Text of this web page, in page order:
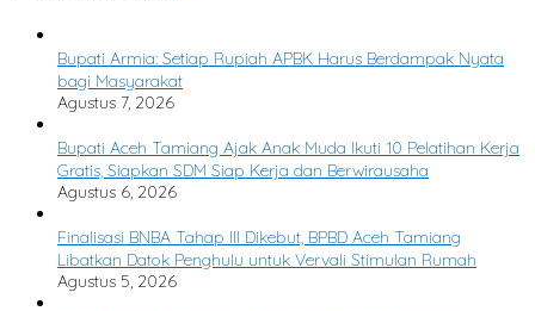
Bupati Armia: Setiap Rupiah APBK Harus Berdampak Nyata
bagi Masyarakat
Agustus 7, 2026
Bupati Aceh Tamiang Ajak Anak Muda Ikuti 10 Pelatihan Kerja
Gratis, Siapkan SDM Siap Kerja dan Berwirausaha
Agustus 6, 2026
Finalisasi BNBA Tahap III Dikebut, BPBD Aceh Tamiang
Libatkan Datok Penghulu untuk Vervali Stimulan Rumah
Agustus 5, 2026